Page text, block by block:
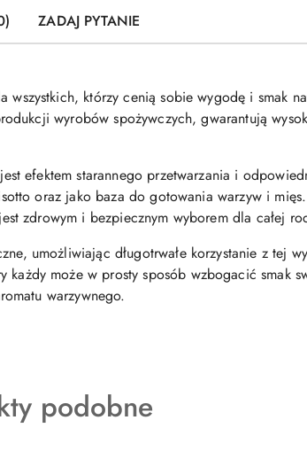
ZADAJ PYTANIE
którzy cenią sobie wygodę i smak
wyrobów spożywczych, gwarantują
efektem starannego przetwarzania i
oraz jako baza do gotowania warzyw i
zdrowym i bezpiecznym wyborem dla całej
umożliwiając długotrwałe korzystanie z tej
może w prosty sposób wzbogacić smak
warzywnego.
podobne